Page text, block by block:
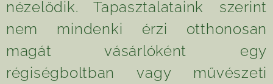
nézelődik. Tapasztalataink szerint
nem mindenki érzi otthonosan
magát vásárlóként egy
régiségboltban vagy művészeti